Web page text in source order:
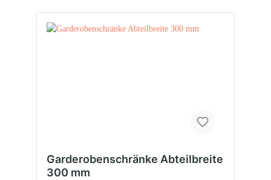
Garderobenschränke Abteilbreite
300 mm